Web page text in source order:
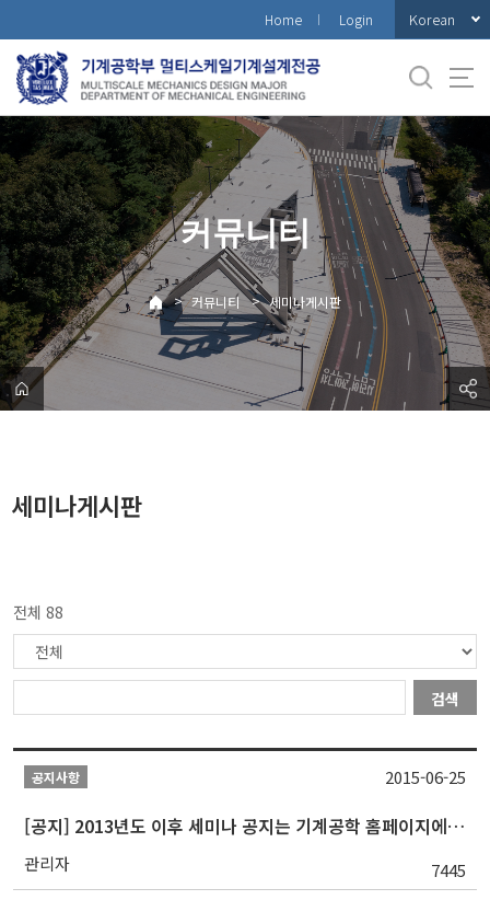
로
메
뉴
Home Login Korean
커뮤니티
> 커뮤니티 > 세미나게시판
세미나게시판
전체 88
검색
공지사항
[공지] 2013년도 이후 세미나 공지는 기계공학 홈페이지에서 확인가능
관리자 7445
2015-06-25